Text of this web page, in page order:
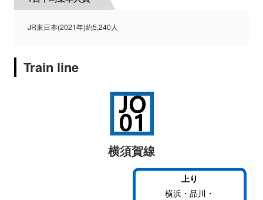
JR東日本(2021年)約5,240人
Train line
横須賀線
上り
横浜・品川・